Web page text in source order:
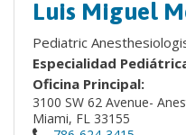
Luis Miguel
Pediatric
Especialidad
Oficina Principal:
3100 SW 62 Avenue-
Miami, FL 33155